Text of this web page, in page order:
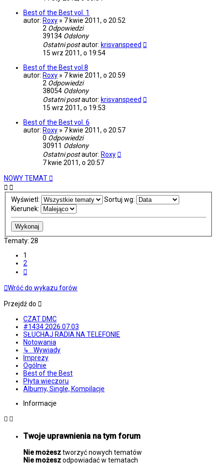
Best of the Best vol. 1
autor: Roxy » 7 kwie 2011, o 20:52
2 Odpowiedzi
39134 Odsłony
Ostatni postautor: krisvanspeed
15 wrz 2011, o 19:54
Best of the Best vol.8
autor: Roxy » 7 kwie 2011, o 20:59
2 Odpowiedzi
38054 Odsłony
Ostatni postautor: krisvanspeed
15 wrz 2011, o 19:53
Best of the Best vol. 6
autor: Roxy » 7 kwie 2011, o 20:57
0 Odpowiedzi
30911 Odsłony
Ostatni postautor: Roxy
7 kwie 2011, o 20:57
NOWY TEMAT
Wyświetl:
Sortuj wg:
Kierunek:
Tematy: 28
1
2
Wróć do wykazu forów
Przejdź do
CZAT DMC
#1434 2026.07.03
SŁUCHAJ RADIA NA TELEFONIE
Notowania
↳ Wywiady
Imprezy
Ogólnie
Best of the Best
Płyta wieczoru
Albumy, Single, Kompilacje
Informacje
Twoje uprawnienia na tym forum
Nie możesztworzyć nowych tematów
Nie możeszodpowiadać w tematach